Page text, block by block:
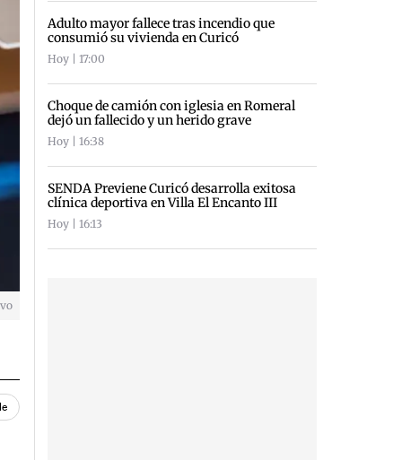
Adulto mayor fallece tras incendio que
consumió su vivienda en Curicó
Hoy | 17:00
Choque de camión con iglesia en Romeral
dejó un fallecido y un herido grave
Hoy | 16:38
SENDA Previene Curicó desarrolla exitosa
clínica deportiva en Villa El Encanto III
Hoy | 16:13